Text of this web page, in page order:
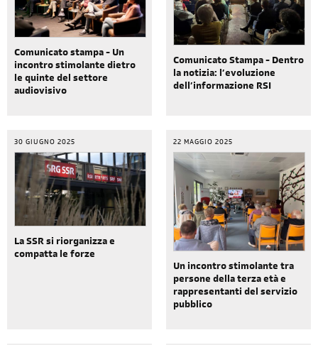
Comunicato stampa - Un
incontro stimolante dietro
le quinte del settore
audiovisivo
Comunicato Stampa - Dentro
la notizia: l’evoluzione
dell’informazione RSI
30 GIUGNO 2025
La SSR si riorganizza e
compatta le forze
22 MAGGIO 2025
Un incontro stimolante tra
persone della terza età e
rappresentanti del servizio
pubblico